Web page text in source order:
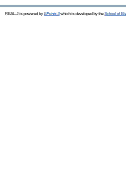
REAL-J is powered by EPrints 3which is developed by the School of